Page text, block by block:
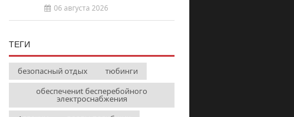
06 августа 2026
ТЕГИ
безопасный отдых
тюбинги
обеспечениt бесперебойного
электроснабжения